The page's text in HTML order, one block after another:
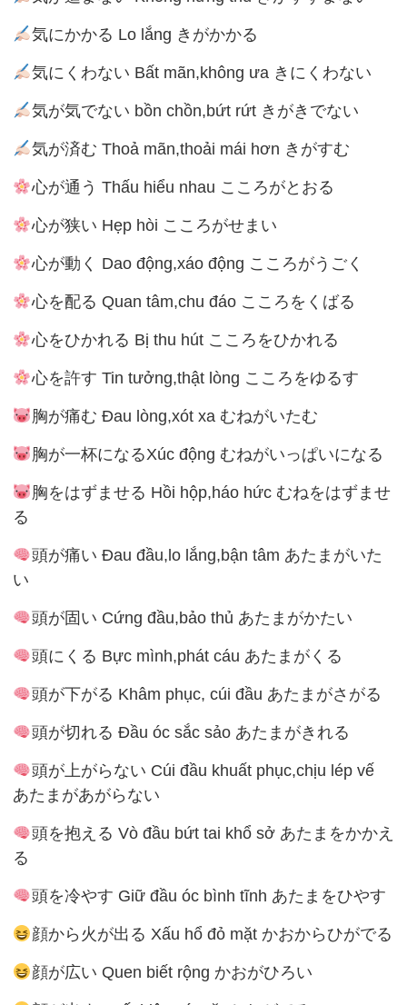
気にかかる Lo lắng きがかかる
気にくわない Bất mãn,không ưa きにくわない
気が気でない bồn chồn,bứt rứt きがきでない
気が済む Thoả mãn,thoải mái hơn きがすむ
心が通う Thấu hiểu nhau こころがとおる
心が狭い Hẹp hòi こころがせまい
心が動く Dao động,xáo động こころがうごく
心を配る Quan tâm,chu đáo こころをくばる
心をひかれる Bị thu hút こころをひかれる
心を許す Tin tưởng,thật lòng こころをゆるす
胸が痛む Đau lòng,xót xa むねがいたむ
胸が一杯になるXúc động むねがいっぱいになる
胸をはずませる Hồi hộp,háo hức むねをはずませ
る
頭が痛い Đau đầu,lo lắng,bận tâm あたまがいた
い
頭が固い Cứng đầu,bảo thủ あたまがかたい
頭にくる Bực mình,phát cáu あたまがくる
頭が下がる Khâm phục, cúi đầu あたまがさがる
頭が切れる Đầu óc sắc sảo あたまがきれる
頭が上がらない Cúi đầu khuất phục,chịu lép vế
あたまがあがらない
頭を抱える Vò đầu bứt tai khổ sở あたまをかかえ
る
頭を冷やす Giữ đầu óc bình tĩnh あたまをひやす
顔から火が出る Xấu hổ đỏ mặt かおからひがでる
顔が広い Quen biết rộng かおがひろい